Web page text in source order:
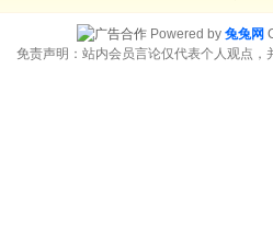
Powered by 兔兔网
免责声明：站内会员言论仅代表个人观点